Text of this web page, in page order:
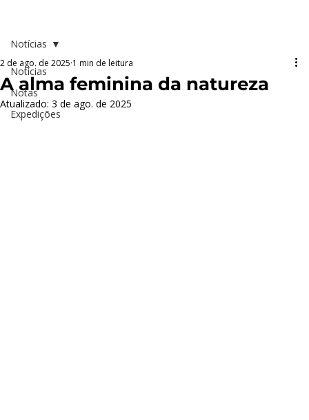
Notícias
Notas
Expedições
Notícias
A alma feminina da natureza
2 de ago. de 2025 1 min de leitura
Atualizado: 3 de ago. de 2025